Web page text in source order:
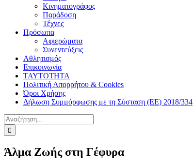
Κινηματογράφος
Παράδοση
Τέχνες
Πρόσωπα
Αφιερώματα
Συνεντεύξεις
Αθλητισμός
Επικοινωνία
ΤΑΥΤΟΤΗΤΑ
Πολιτική Απορρήτου & Cookies
Όροι Χρήσης
Δήλωση Συμμόρφωσης με τη Σύσταση (ΕΕ) 2018/334
Αναζήτηση
για:
Άλμα Ζωής στη Γέφυρα